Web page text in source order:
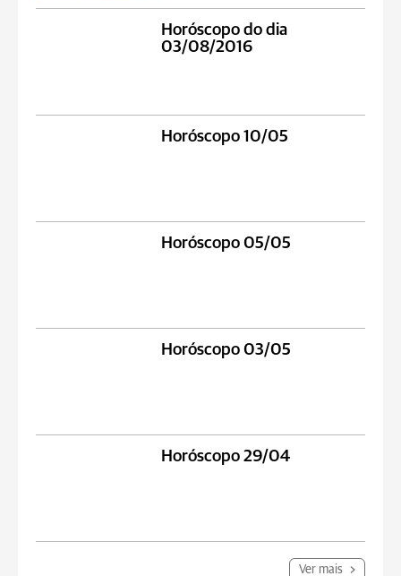
Horóscopo do dia
03/08/2016
Horóscopo 10/05
Horóscopo 05/05
Horóscopo 03/05
Horóscopo 29/04
Ver mais